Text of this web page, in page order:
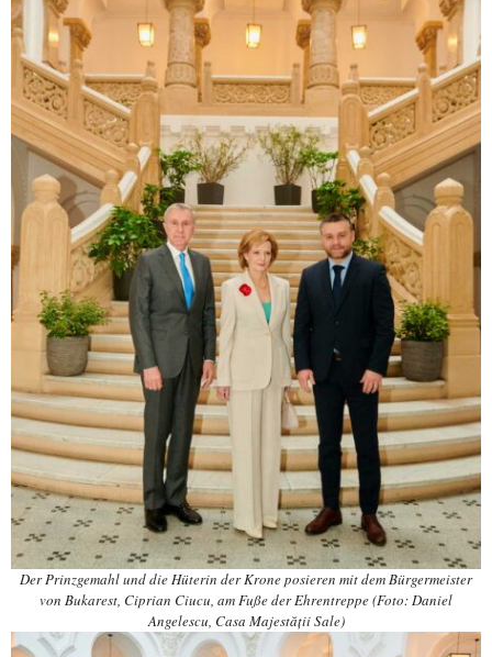
Der Prinzgemahl und die Hüterin der Krone posieren mit dem Bürgermeister
von Bukarest, Ciprian Ciucu, am Fuße der Ehrentreppe (Foto: Daniel
Angelescu, Casa Majestății Sale)